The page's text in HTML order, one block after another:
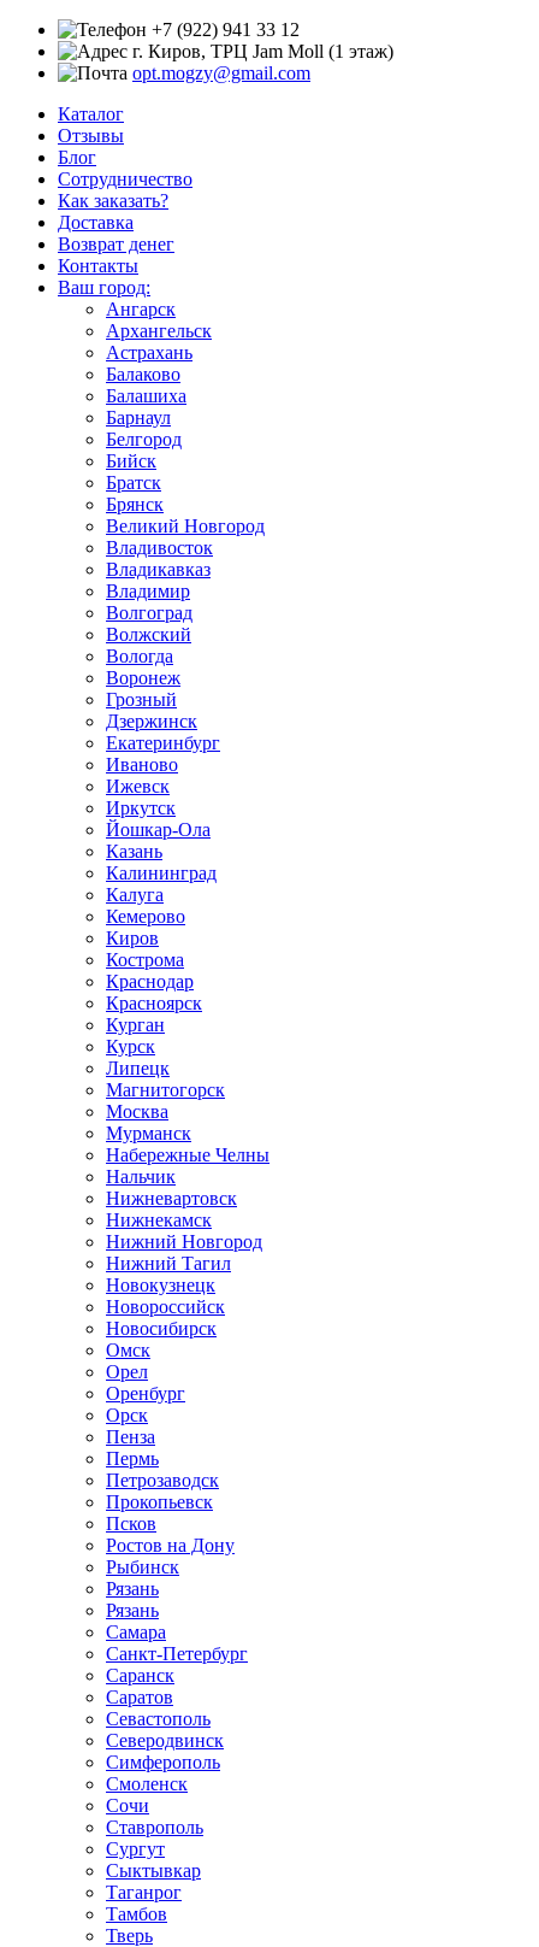
+7 (922) 941 33 12
г. Киров, ТРЦ Jam Moll (1 этаж)
opt.mogzy@gmail.com
Каталог
Отзывы
Блог
Сотрудничество
Как заказать?
Доставка
Возврат денег
Контакты
Ваш город:
Ангарск
Архангельск
Астрахань
Балаково
Балашиха
Барнаул
Белгород
Бийск
Братск
Брянск
Великий Новгород
Владивосток
Владикавказ
Владимир
Волгоград
Волжский
Вологда
Воронеж
Грозный
Дзержинск
Екатеринбург
Иваново
Ижевск
Иркутск
Йошкар-Ола
Казань
Калининград
Калуга
Кемерово
Киров
Кострома
Краснодар
Красноярск
Курган
Курск
Липецк
Магнитогорск
Москва
Мурманск
Набережные Челны
Нальчик
Нижневартовск
Нижнекамск
Нижний Новгород
Нижний Тагил
Новокузнецк
Новороссийск
Новосибирск
Омск
Орел
Оренбург
Орск
Пенза
Пермь
Петрозаводск
Прокопьевск
Псков
Ростов на Дону
Рыбинск
Рязань
Рязань
Самара
Санкт-Петербург
Саранск
Саратов
Севастополь
Северодвинск
Симферополь
Смоленск
Сочи
Ставрополь
Сургут
Сыктывкар
Таганрог
Тамбов
Тверь